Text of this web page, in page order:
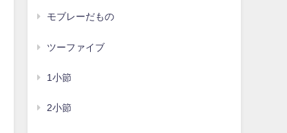
モブレーだもの
ツーファイブ
1小節
2小節